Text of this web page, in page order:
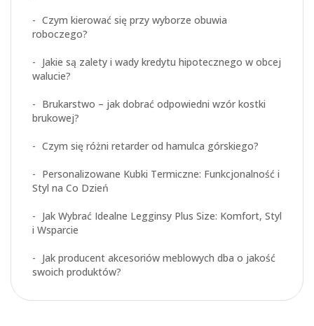
Czym kierować się przy wyborze obuwia
roboczego?
Jakie są zalety i wady kredytu hipotecznego w obcej
walucie?
Brukarstwo – jak dobrać odpowiedni wzór kostki
brukowej?
Czym się różni retarder od hamulca górskiego?
Personalizowane Kubki Termiczne: Funkcjonalność i
Styl na Co Dzień
Jak Wybrać Idealne Legginsy Plus Size: Komfort, Styl
i Wsparcie
Jak producent akcesoriów meblowych dba o jakość
swoich produktów?